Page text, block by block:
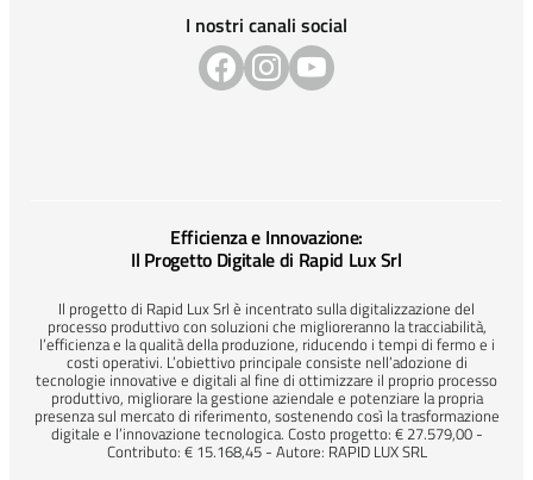
I nostri canali social
Efficienza e Innovazione:
Il Progetto Digitale di Rapid Lux Srl
Il progetto di Rapid Lux Srl è incentrato sulla digitalizzazione del
processo produttivo con soluzioni che miglioreranno la tracciabilità,
l’efficienza e la qualità della produzione, riducendo i tempi di fermo e i
costi operativi. L’obiettivo principale consiste nell’adozione di
tecnologie innovative e digitali al fine di ottimizzare il proprio processo
produttivo, migliorare la gestione aziendale e potenziare la propria
presenza sul mercato di riferimento, sostenendo così la trasformazione
digitale e l’innovazione tecnologica. Costo progetto: € 27.579,00 -
Contributo: € 15.168,45 - Autore: RAPID LUX SRL